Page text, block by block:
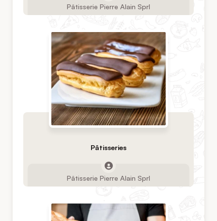
Pâtisserie Pierre Alain Sprl
Pâtisseries
Pâtisserie Pierre Alain Sprl